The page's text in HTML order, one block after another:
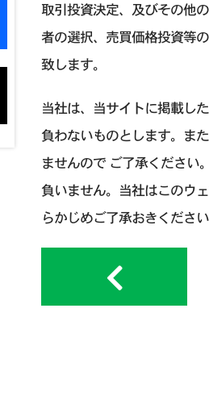
取引投資決定、及びその他
者の選択、売買価格投資等
致します。
当社は、当サイトに掲載し
負わないものとします。ま
ませんので ご了承ください
負いません。当社はこのウ
らかじめご了承おきください